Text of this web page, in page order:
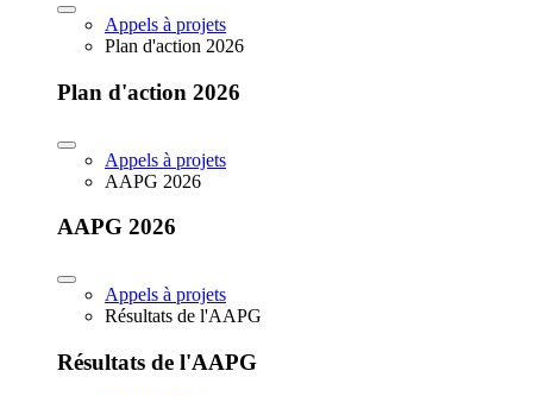
Appels à projets
Plan d'action 2026
Plan d'action 2026
Appels à projets
AAPG 2026
AAPG 2026
Appels à projets
Résultats de l'AAPG
Résultats de l'AAPG